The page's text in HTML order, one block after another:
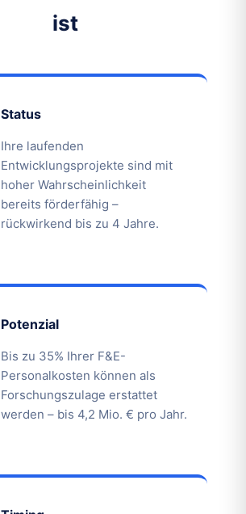
ist
Status
Ihre laufenden
Entwicklungsprojekte sind mit
hoher Wahrscheinlichkeit
bereits förderfähig –
rückwirkend bis zu 4 Jahre.
Potenzial
Bis zu 35% Ihrer F&E-
Personalkosten können als
Forschungszulage erstattet
werden – bis 4,2 Mio. € pro Jahr.